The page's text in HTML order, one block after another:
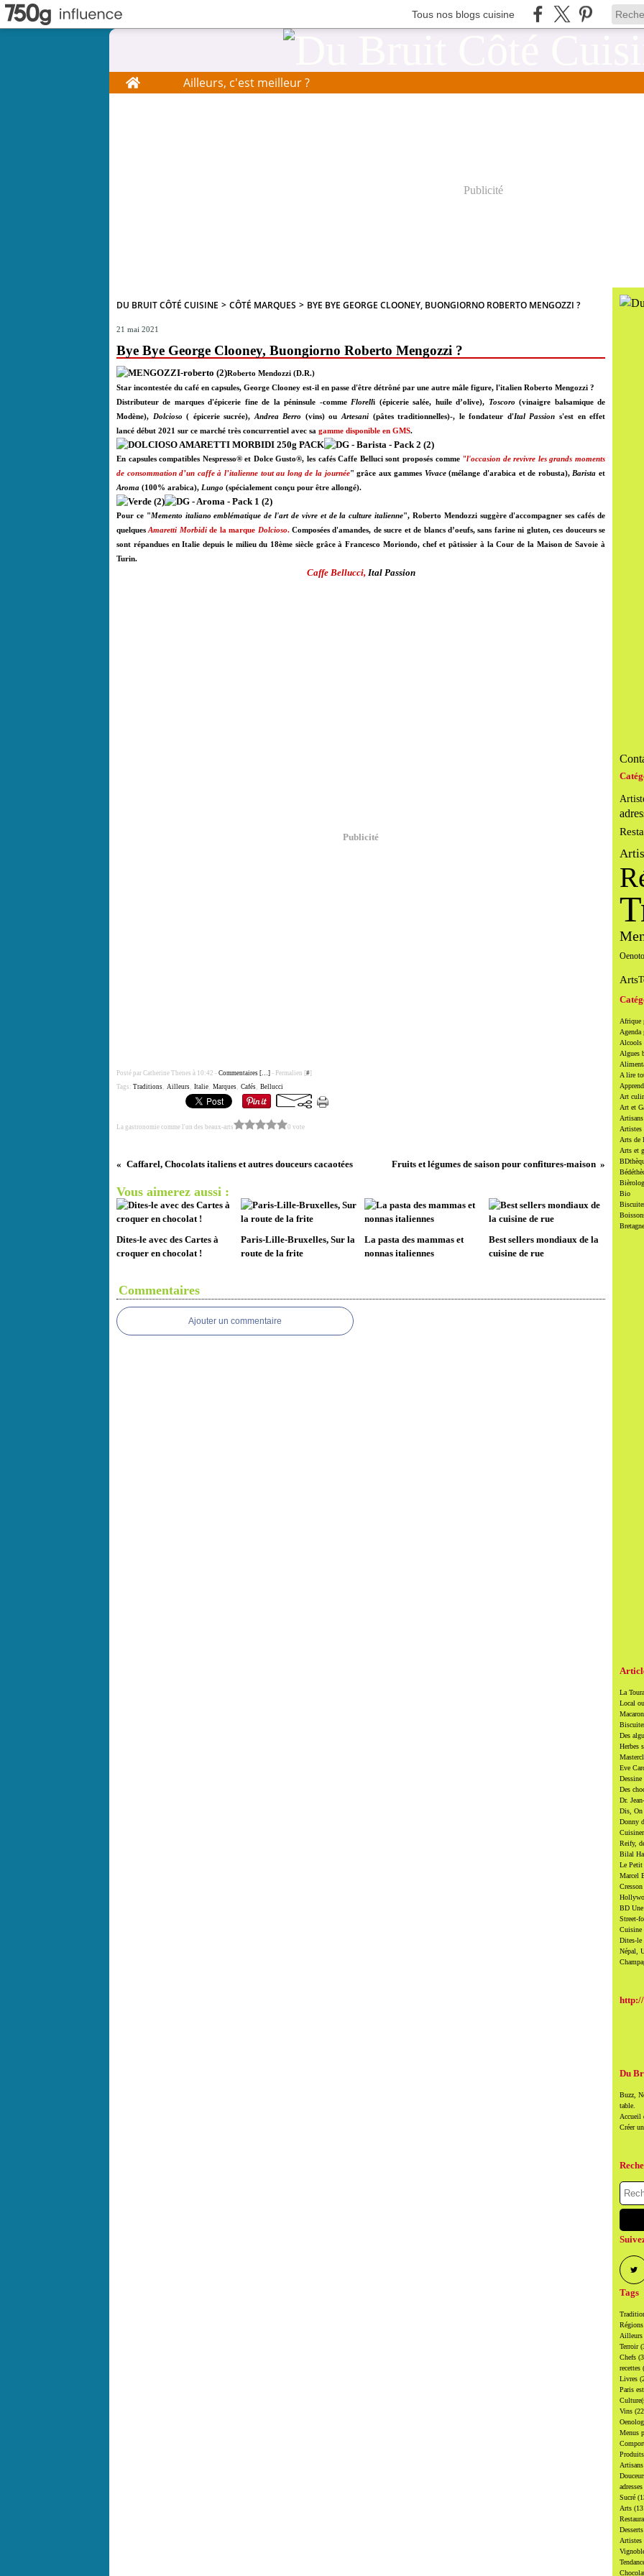
Tous nos blogs cuisine
Home Ailleurs, c'est meilleur ?
Publicité
DU BRUIT CÔTÉ CUISINE > CÔTÉ MARQUES > BYE BYE GEORGE CLOONEY, BUONGIORNO ROBERTO MENGOZZI ?
21 mai 2021
Bye Bye George Clooney, Buongiorno Roberto Mengozzi ?
Roberto Mendozzi (D.R.)
Star incontestée du café en capsules, George Clooney est-il en passe d'être détrôné par une autre mâle figure, l'italien Roberto Mengozzi ?
Distributeur de marques d'épicerie fine de la péninsule -comme Florelli (épicerie salée, huile d’olive), Toscoro (vinaigre balsamique de
Modène),
Dolcioso ( épicerie sucrée), Andrea Berro (vins) ouArtesani (pâtes traditionnelles)-, le fondateur d'Ital Passion s'est en effet
lancé début 2021 sur ce marché très concurrentiel avec sa gamme disponible en GMS.
En capsules compatibles Nespresso® et Dolce Gusto®, les cafés Caffe Belluci sont proposés comme "l'occasion de revivre les grands moments
de consommation d’un caffe à l’italienne tout au long de la journée" grâce aux gammes Vivace(mélange d'arabica et de robusta), Barista et
Aroma (100% arabica), Lungo (spécialement conçu pour être allongé).
Pour ce "Memento italiano emblématique de l'art de vivre et de la culture italienne", Roberto Mendozzi suggère d'accompagner ses cafés de
quelquesAmaretti Morbidide la marque Dolcioso.Composées d'amandes, de sucre et de blancs d’oeufs, sans farine ni gluten, ces douceurs se
sont répandues en Italie depuis le milieu du 18ème siècle grâce à Francesco Moriondo, chef et pâtissier à la Cour de la Maison de Savoie à
Turin.
Caffe Bellucci, Ital Passion
Publicité
Posté par Catherine Thenes à 10:42 - Commentaires […] - Permalien [#]
Tags: Traditions, Ailleurs, Italie, Marques, Cafés, Bellucci
La gastronomie comme l'un des beaux-arts 0 vote
Caffarel, Chocolats italiens et autres douceurs cacaotées Fruits et légumes de saison pour confitures-maison
Vous aimerez aussi :
Dites-le avec des Cartes à
croquer en chocolat !
Paris-Lille-Bruxelles, Sur la
route de la frite
La pasta des mammas et
nonnas italiennes
Best sellers mondiaux de la
cuisine de rue
Commentaires
Ajouter un commentaire
Arts
Afrique
Agenda
Alcools
Algues
A lire
Art
Art et
Artistes
Arts de
Arts et
Bio
La
Local
Des
Herbes
Eve
Des
Dr.
Dis, On
Donny
Reify,
Bilal
Le Petit
Marcel
BD Une
Street-
Cuisine
Dites-le
Népal,
Du
Buzz,
table.
Accueil
Créer
Tags
Régions
Ailleurs
Terroir
Chefs
recettes
Livres
Paris
Vins
Menus
Produits
Artisans
adresses
Sucré
Arts
Desserts
Artistes